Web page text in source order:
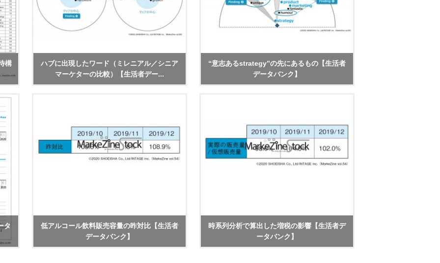
構
ハブに出現したワード（ミレニアル／シニア
マーケターの比較）【生活者デー...
“意志あるstrategy”の先にあるもの【生活者
データバンク】
タ
低アルコール飲料販売容量の昨対比【生活者
データバンク】
時系列分析で算出した増税の影響【生活者デ
ータバンク】